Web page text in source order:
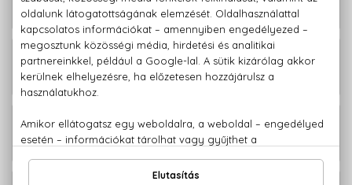
rezorcin mentes krémhajfesték
Echos Color - Cold Copper PPD- és
rezorcin mentes krémhajfesték
2.080 Ft -
Echos Color - Copper Gold PPD- és
rezorcin mentes krémhajfesték
2.080 Ft -